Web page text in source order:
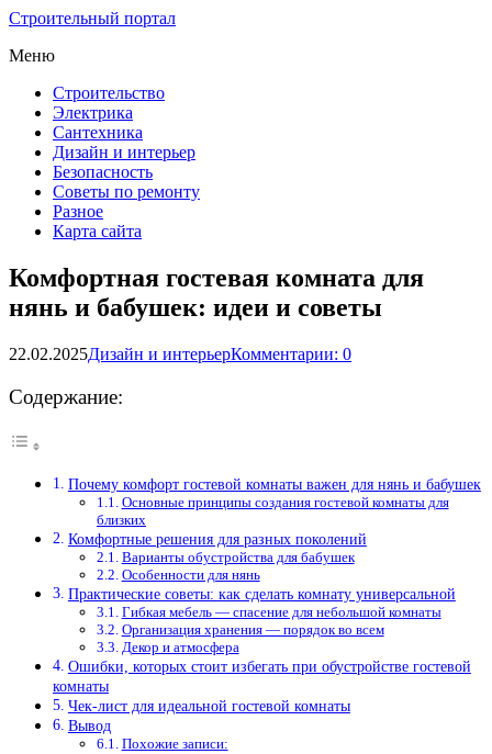
Строительный портал
Меню
Строительство
Электрика
Сантехника
Дизайн и интерьер
Безопасность
Советы по ремонту
Разное
Карта сайта
Комфортная гостевая комната для
нянь и бабушек: идеи и советы
22.02.2025Дизайн и интерьерКомментарии: 0
Содержание:
Почему комфорт гостевой комнаты важен для нянь и бабушек
Основные принципы создания гостевой комнаты для
близких
Комфортные решения для разных поколений
Варианты обустройства для бабушек
Особенности для нянь
Практические советы: как сделать комнату универсальной
Гибкая мебель — спасение для небольшой комнаты
Организация хранения — порядок во всем
Декор и атмосфера
Ошибки, которых стоит избегать при обустройстве гостевой
комнаты
Чек-лист для идеальной гостевой комнаты
Вывод
Похожие записи: